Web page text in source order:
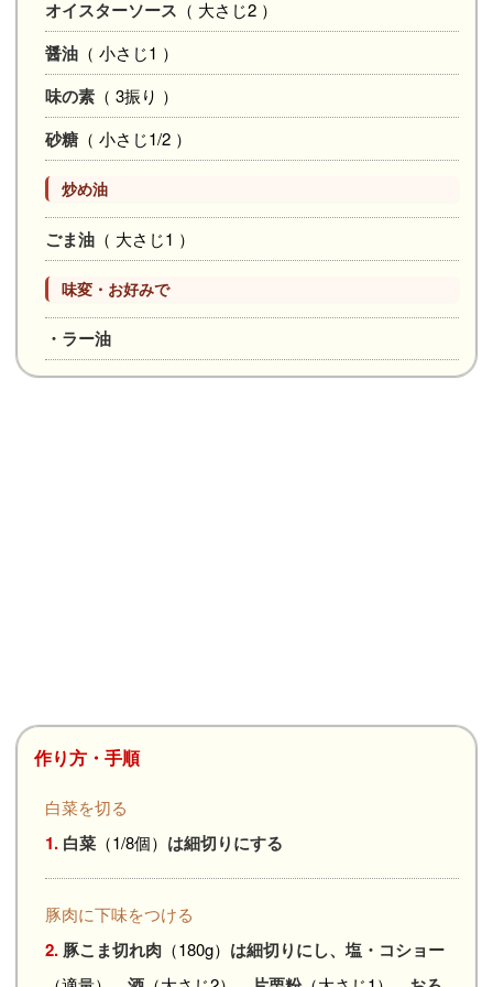
オイスターソース （ 大さじ2 ）
醤油 （ 小さじ1 ）
味の素 （ 3振り ）
砂糖 （ 小さじ1/2 ）
炒め油
ごま油 （ 大さじ1 ）
味変・お好みで
・ラー油
作り方・手順
白菜を切る
1. 白菜 （1/8個） は細切りにする
豚肉に下味をつける
2. 豚こま切れ肉 （180g） は細切りにし、塩・コショー